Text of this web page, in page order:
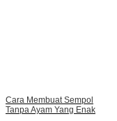
Cara Membuat Sempol
Tanpa Ayam Yang Enak